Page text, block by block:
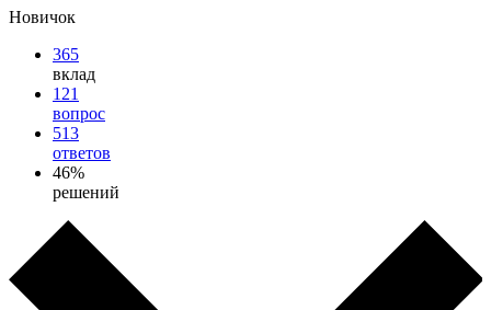
Новичок
365
вклад
121
вопрос
513
ответов
46%
решений